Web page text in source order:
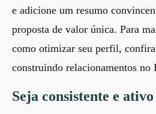
e adicione um resumo
proposta de valor única. Para
como otimizar seu perfil,
construindo relacionamentos no
Seja consistente e